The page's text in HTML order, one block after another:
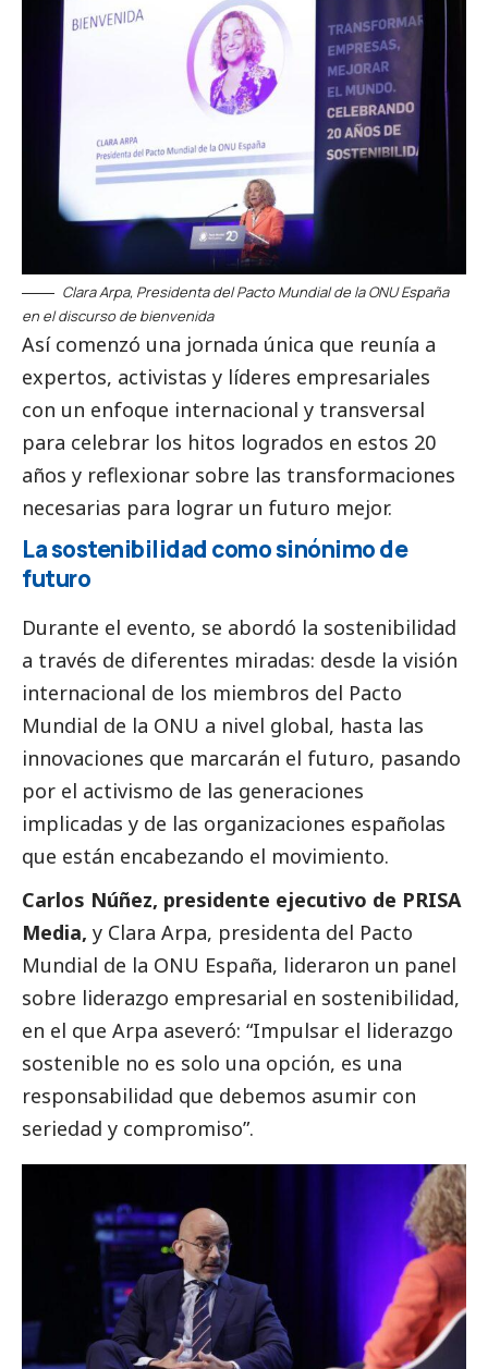
Clara Arpa, Presidenta del Pacto Mundial de la ONU España
en el discurso de bienvenida
Así comenzó una jornada única que reunía a
expertos, activistas y líderes empresariales
con un enfoque internacional y transversal
para celebrar los hitos logrados en estos 20
años y reflexionar sobre las transformaciones
necesarias para lograr un futuro mejor.
La sostenibilidad como sinónimo de
futuro
Durante el evento, se abordó la sostenibilidad
a través de diferentes miradas: desde la visión
internacional de los miembros del Pacto
Mundial de la ONU a nivel global, hasta las
innovaciones que marcarán el futuro, pasando
por el activismo de las generaciones
implicadas y de las organizaciones españolas
que están encabezando el movimiento.
Carlos Núñez, presidente ejecutivo de PRISA
Media, y Clara Arpa, presidenta del Pacto
Mundial de la ONU España, lideraron un panel
sobre liderazgo empresarial en sostenibilidad,
en el que Arpa aseveró: “Impulsar el liderazgo
sostenible no es solo una opción, es una
responsabilidad que debemos asumir con
seriedad y compromiso”.